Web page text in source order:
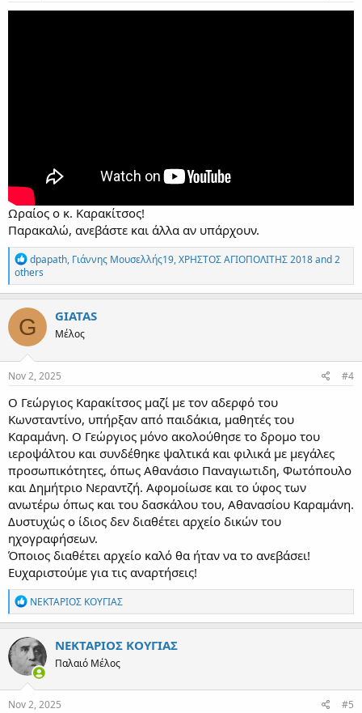
Ωραίος ο κ. Καρακίτσος!
Παρακαλώ, ανεβάστε και άλλα αν υπάρχουν.
R
e
a
c
t
i
o
n
s
:
dpapath, Γιάννης Μουσελλής19,ΧΡΗΣΤΟΣ ΑΓΙΟΠΟΛΙΤΗΣ 2018and 2
others
G GIATAS
Μέλος
Nov 2, 2025 #4
Ο Γεώργιος Καρακίτσος μαζί με τον αδερφό του
Κωνσταντίνο, υπήρξαν από παιδάκια, μαθητές του
Καραμάνη. Ο Γεώργιος μόνο ακολούθησε το δρομο του
ιεροψάλτου και συνδέθηκε ψαλτικά και φιλικά με μεγάλες
προσωπικότητες, όπως Αθανάσιο Παναγιωτιδη, Φωτόπουλο
και Δημήτριο Νεραντζή. Αφομοίωσε και το ύφος των
ανωτέρω όπως και του δασκάλου του, Αθανασίου Καραμάνη.
Δυστυχώς ο ίδιος δεν διαθέτει αρχείο δικών του
ηχογραφήσεων.
Όποιος διαθέτει αρχείο καλό θα ήταν να το ανεβάσει!
Ευχαριστούμε για τις αναρτήσεις!
R
e
a
c
t
i
o
n
s
ΝΕΚΤΑΡΙΟΣ ΚΟΥΓΙΑΣ
ΝΕΚΤΑΡΙΟΣ ΚΟΥΓΙΑΣ
Παλαιό Μέλος
Nov 2, 2025 #5